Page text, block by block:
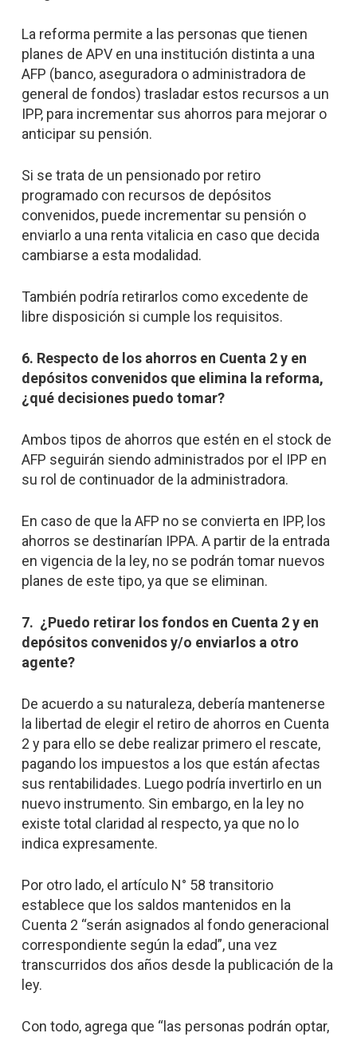
La reforma permite a las personas que tienen
planes de APV en una institución distinta a una
AFP (banco, aseguradora o administradora de
general de fondos) trasladar estos recursos a un
IPP, para incrementar sus ahorros para mejorar o
anticipar su pensión.
Si se trata de un pensionado por retiro
programado con recursos de depósitos
convenidos, puede incrementar su pensión o
enviarlo a una renta vitalicia en caso que decida
cambiarse a esta modalidad.
También podría retirarlos como excedente de
libre disposición si cumple los requisitos.
6. Respecto de los ahorros en Cuenta 2 y en
depósitos convenidos que elimina la reforma,
¿qué decisiones puedo tomar?
Ambos tipos de ahorros que estén en el stock de
AFP seguirán siendo administrados por el IPP en
su rol de continuador de la administradora.
En caso de que la AFP no se convierta en IPP, los
ahorros se destinarían IPPA. A partir de la entrada
en vigencia de la ley, no se podrán tomar nuevos
planes de este tipo, ya que se eliminan.
7. ¿Puedo retirar los fondos en Cuenta 2 y en
depósitos convenidos y/o enviarlos a otro
agente?
De acuerdo a su naturaleza, debería mantenerse
la libertad de elegir el retiro de ahorros en Cuenta
2 y para ello se debe realizar primero el rescate,
pagando los impuestos a los que están afectas
sus rentabilidades. Luego podría invertirlo en un
nuevo instrumento. Sin embargo, en la ley no
existe total claridad al respecto, ya que no lo
indica expresamente.
Por otro lado, el artículo N° 58 transitorio
establece que los saldos mantenidos en la
Cuenta 2 “serán asignados al fondo generacional
correspondiente según la edad”, una vez
transcurridos dos años desde la publicación de la
ley.
Con todo, agrega que “las personas podrán optar,